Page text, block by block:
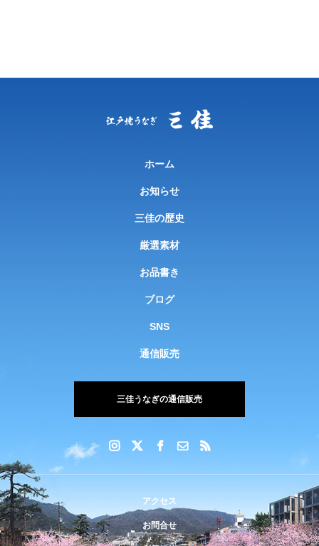
ホーム
お知らせ
三佳の歴史
厳選素材
お品書き
ブログ
SNS
通信販売
三佳うなぎの通信販売
アクセス
お問合せ